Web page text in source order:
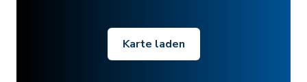
Karte laden